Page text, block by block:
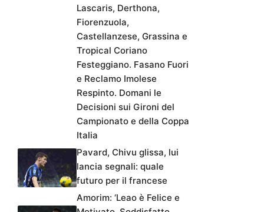
Lascaris, Derthona,
Fiorenzuola,
Castellanzese, Grassina e
Tropical Coriano
Festeggiano. Fasano Fuori
e Reclamo Imolese
Respinto. Domani le
Decisioni sui Gironi del
Campionato e della Coppa
Italia
Pavard, Chivu glissa, lui
lancia segnali: quale
futuro per il francese
Amorim: ‘Leao è Felice e